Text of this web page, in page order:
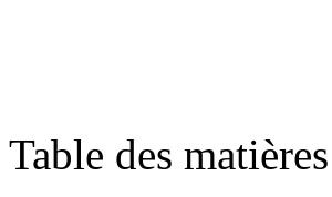
Table des matières